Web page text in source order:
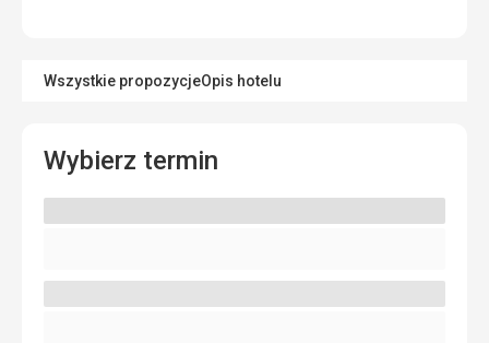
Wszystkie propozycjeOpis hotelu
Wybierz termin